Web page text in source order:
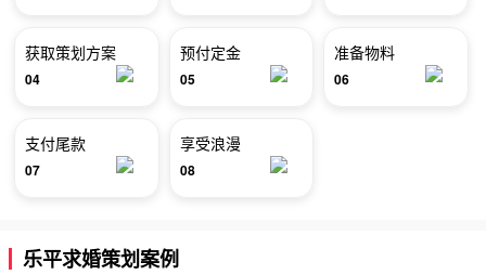
获取策划方案
04
预付定金
05
准备物料
06
支付尾款
07
享受浪漫
08
乐平求婚策划案例